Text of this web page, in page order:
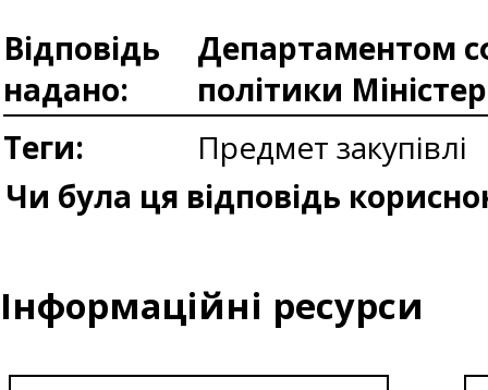
Відповідь
надано:
Департаментом
політики
Теги:
Предмет закупівлі
Чи була ця відповідь
Інформаційні ресурси